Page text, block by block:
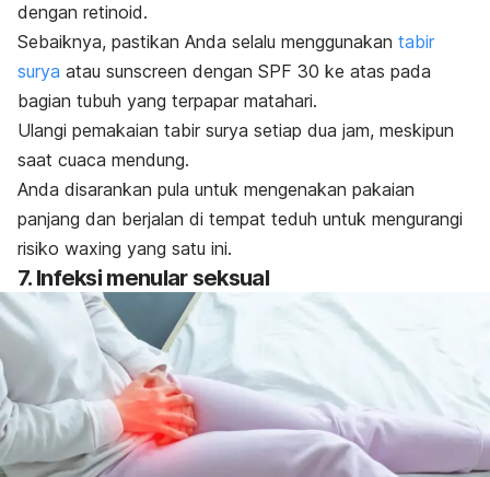
dengan retinoid.
Sebaiknya, pastikan Anda selalu menggunakan tabir
surya atau sunscreen dengan SPF 30 ke atas pada
bagian tubuh yang terpapar matahari.
Ulangi pemakaian tabir surya setiap dua jam, meskipun
saat cuaca mendung.
Anda disarankan pula untuk mengenakan pakaian
panjang dan berjalan di tempat teduh untuk mengurangi
risiko waxing yang satu ini.
7. Infeksi menular seksual